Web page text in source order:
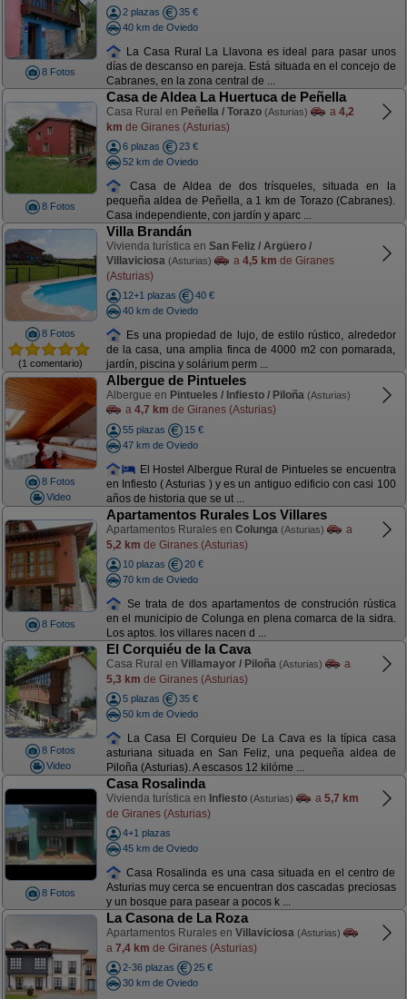
8 Fotos
2 plazas
35 €
40 km de Oviedo
La Casa Rural La Llavona es ideal para pasar unos
días de descanso en pareja. Está situada en el concejo de
Cabranes, en la zona central de ...
8 Fotos
Casa de Aldea La Huertuca de Peñella
Casa Rural en Peñella / Torazo (Asturias) a 4,2
km de Giranes (Asturias)
6 plazas
23 €
52 km de Oviedo
Casa de Aldea de dos trísqueles, situada en la
pequeña aldea de Peñella, a 1 km de Torazo (Cabranes).
Casa independiente, con jardín y aparc ...
8 Fotos
(1 comentario)
Villa Brandán
Vivienda turística en San Feliz / Argüero /
Villaviciosa (Asturias) a 4,5 km de Giranes
(Asturias)
12+1 plazas
40 €
40 km de Oviedo
Es una propiedad de lujo, de estilo rústico, alrededor
de la casa, una amplia finca de 4000 m2 con pomarada,
jardín, piscina y solárium perm ...
8 Fotos
Video
Albergue de Pintueles
Albergue en Pintueles / Infiesto / Piloña (Asturias)
a 4,7 km de Giranes (Asturias)
55 plazas
15 €
47 km de Oviedo
El Hostel Albergue Rural de Pintueles se encuentra
en Infiesto ( Asturias ) y es un antiguo edificio con casi 100
años de historia que se ut ...
8 Fotos
Apartamentos Rurales Los Villares
Apartamentos Rurales en Colunga (Asturias)
a
5,2 km de Giranes (Asturias)
10 plazas
20 €
70 km de Oviedo
Se trata de dos apartamentos de construción rústica
en el municipio de Colunga en plena comarca de la sidra.
Los aptos. los villares nacen d ...
8 Fotos
Video
El Corquiéu de la Cava
Casa Rural en Villamayor / Piloña (Asturias)
a
5,3 km de Giranes (Asturias)
5 plazas
35 €
50 km de Oviedo
La Casa El Corquieu De La Cava es la típica casa
asturiana situada en San Feliz, una pequeña aldea de
Piloña (Asturias). A escasos 12 kilóme ...
8 Fotos
Casa Rosalinda
Vivienda turística en Infiesto (Asturias) a 5,7 km
de Giranes (Asturias)
4+1 plazas
45 km de Oviedo
Casa Rosalinda es una casa situada en el centro de
Asturias muy cerca se encuentran dos cascadas preciosas
y un bosque para pasear a pocos k ...
La Casona de La Roza
Apartamentos Rurales en Villaviciosa (Asturias)
a 7,4 km de Giranes (Asturias)
2-36 plazas
25 €
30 km de Oviedo